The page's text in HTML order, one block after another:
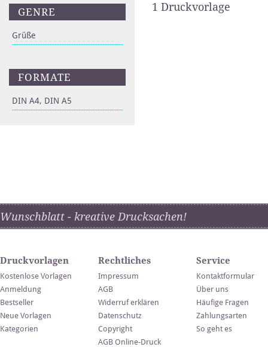
GENRE
Grüße
FORMATE
DIN A4, DIN A5
1 Druckvorlage
Wunschblatt - kreative Drucksachen!
Druckvorlagen
Kostenlose Vorlagen
Anmeldung
Bestseller
Neue Vorlagen
Kategorien
Rechtliches
Impressum
AGB
Widerruf erklären
Datenschutz
Copyright
AGB Online-Druck
Service
Kontaktformular
Über uns
Häufige Fragen
Zahlungsarten
So geht es